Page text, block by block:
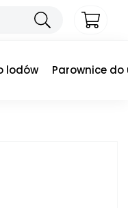
lodów Parownice